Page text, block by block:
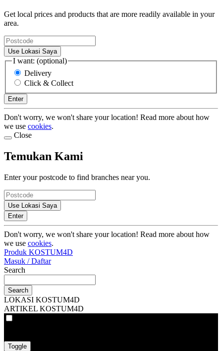
Get local prices and products that are more readily available in your
area.
Use Lokasi Saya
I want: (optional)
Delivery
Click & Collect
Enter
Don't worry, we won't share your location! Read more about how
we use cookies.
Close
Temukan Kami
Enter your postcode to find branches near you.
Use Lokasi Saya
Enter
Don't worry, we won't share your location! Read more about how
we use cookies.
Produk KOSTUM4D
Masuk / Daftar
Search
Search
LOKASI KOSTUM4D
ARTIKEL KOSTUM4D
Toggle